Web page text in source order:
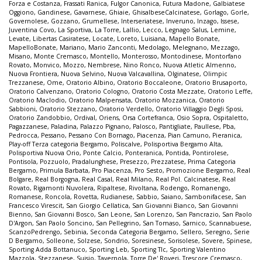
Forza e Costanza, Frassati Ranica, Fulgor Canonica, Futura Madone, Galbiatese
Oggiono, Gandinese, Gavarnese, Ghiaie, GhisalbeseCalcinatese, Gorlago, Gorle,
Governolese, Gozzano, Grumellese, Interseriatese, Inveruno, Inzago, Issese,
Juventina Covo, La Sportiva, La Torre, Lallio, Lecco, Legnago Salus, Lemine,
Levate, Libertas Casiratese, Locate, Loreto, Luisiana, Mapello Bonate,
MapelloBonate, Mariano, Mario Zanconti, Medolago, Melegnano, Mezzago,
Misano, Monte Cremasco, Montello, Monterosso, Montodinese, Montorfano
Rovato, Monvico, Mozzo, Nembrese, Nino Ronco, Nuova Atletic Almenno,
Nuova Frontiera, Nuova Selvino, Nuova Valcavallina, Olginatese, Olimpic
Trezzanese, Ome, Oratorio Albino, Oratorio Boccaleone, Oratorio Brusaporto,
Oratorio Calvenzano, Oratorio Cologno, Oratorio Costa Mezzate, Oratorio Leffe,
Oratorio Maclodio, Oratorio Malpensata, Oratorio Mozzanica, Oratorio
Sabbioni, Oratorio Stezzano, Oratorio Verdello, Oratorio Villaggio Degli Sposi,
Oratorio Zandobbio, Ordival, Oriens, Orsa Cortefranca, Osio Sopra, Ospitaletto,
Pagazzanese, Paladina, Palazzo Pignano, Palosco, Pantigliate, Paullese, Pba,
Pedrocca, Pessano, Pessano Con Bornago, Piacenza, Pian Camuno, Pieranica,
Play-off Terza categoria Bergamo, Poliscalve, Polisportiva Bergamo Alta,
Polisportiva Nuova Orio, Ponte Calcio, Ponteranica, Pontida, Pontirolese,
Pontisola, Pozzuolo, Pradalunghese, Presezzo, Prezzatese, Prima Categoria
Bergamo, Primula Barbata, Pro Piacenza, Pro Sesto, Promozione Bergamo, Real
Bolgare, Real Borgogna, Real Casal, Real Milano, Real Pol. Calcinatese, Real
Rovato, Rigamonti Nuvolera, Ripaltese, Rivoltana, Rodengo, Romanengo,
Romanese, Roncola, Rovetta, Rudianese, Sabbio, Saiano, Sambonifacese, San
Francesco Virescit, San Giorgio Cellatica, San Giovanni Bianco, San Giovanni
Bienno, San Giovanni Bosco, San Leone, San Lorenzo, San Pancrazio, San Paolo
D'Argon, San Paolo Soncino, San Pellegrino, San Tomaso, Sarnico, Scannabuese,
ScanzoPedrengo, Sebinia, Seconda Categoria Bergamo, Sellero, Seregno, Serie
D Bergamo, Solleone, Solzese, Sondrio, Soresinese, Sorisolese, Sovere, Spinese,
Sporting Adda Bottanuco, Sporting Leb, Sporting Tlc, Sporting Valentino
Mazzola, Stezzanese, Suisio,Tavernola,Torre De' Roveri,Trescore Cremasco,